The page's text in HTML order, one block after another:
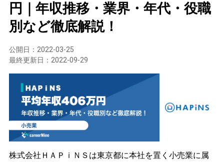
円｜年収推移・業界・年代・役職
別など徹底解説！
公開日： 2022-03-25
最終更新日： 2022-09-29
株式会社ＨＡＰｉＮＳは東京都に本社を置く小売業に属